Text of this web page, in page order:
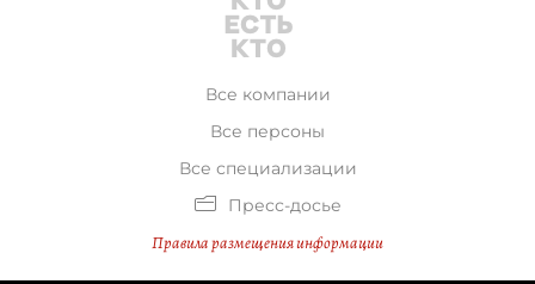
Все компании
Все персоны
Все специализации
Пресс-досье
Правила размещения информации